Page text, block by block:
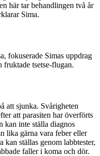
här tar behandlingen två år
Sima.
fokuserade Simas uppdrag
fruktade tsetse-flugan.
att sjunka. Svårigheten
att parasiten har överförts
kan inte ställa diagnos
lika gärna vara feber eller
kan ställas genom labb­tester,
faller i koma och dör.